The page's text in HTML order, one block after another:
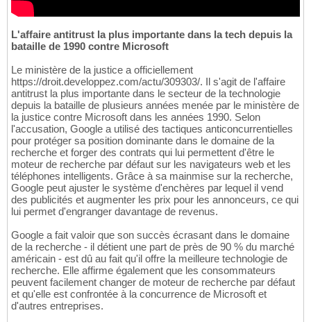
L'affaire antitrust la plus importante dans la tech depuis la
bataille de 1990 contre Microsoft
Le ministère de la justice a officiellement
https://droit.developpez.com/actu/309303/. Il s'agit de l'affaire
antitrust la plus importante dans le secteur de la technologie
depuis la bataille de plusieurs années menée par le ministère de
la justice contre Microsoft dans les années 1990. Selon
l'accusation, Google a utilisé des tactiques anticoncurrentielles
pour protéger sa position dominante dans le domaine de la
recherche et forger des contrats qui lui permettent d'être le
moteur de recherche par défaut sur les navigateurs web et les
téléphones intelligents. Grâce à sa mainmise sur la recherche,
Google peut ajuster le système d'enchères par lequel il vend
des publicités et augmenter les prix pour les annonceurs, ce qui
lui permet d'engranger davantage de revenus.
Google a fait valoir que son succès écrasant dans le domaine
de la recherche - il détient une part de près de 90 % du marché
américain - est dû au fait qu'il offre la meilleure technologie de
recherche. Elle affirme également que les consommateurs
peuvent facilement changer de moteur de recherche par défaut
et qu'elle est confrontée à la concurrence de Microsoft et
d'autres entreprises.